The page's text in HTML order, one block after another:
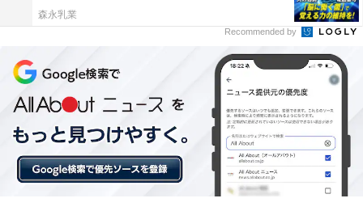
A post shared by 映画『約束のネバーランド』公式
森永乳業
Recommended by